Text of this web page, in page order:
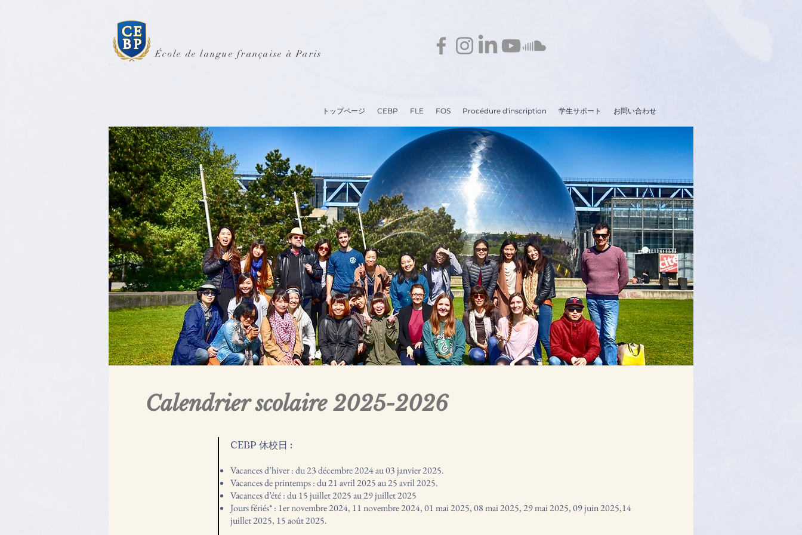
École de langue française à Paris
トップページ CEBP FLE FOS Procédure d'inscription 学生サポート お問い合わせ
Calendrier scolaire 2025-2026
CEBP 休校日 :
Vacances d’hiver : du 23 décembre 2024 au 03 janvier 2025.
Vacances de printemps : du 21 avril 2025 au 25 avril 2025.
Vacances d’été : du 15 juillet 2025 au 29 juillet 2025
Jours fériés* : 1er novembre 2024, 11 novembre 2024, 01 mai 2025, 08 mai 2025, 29 mai 2025, 09 juin2025,14
juillet 2025, 15 août 2025.